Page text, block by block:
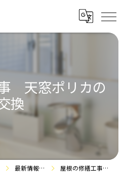
天窓ポリカの
換
最新情報・施工事例 屋根の修繕工事 天窓ポリカの交換